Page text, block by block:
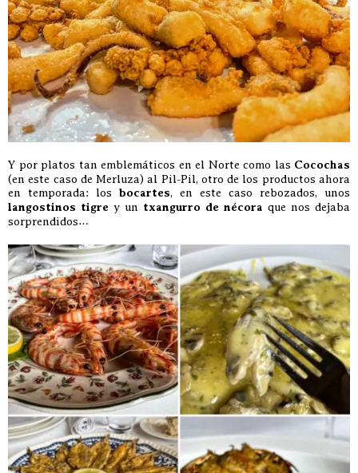
Y por platos tan emblemáticos en el Norte como las Cocochas
(en este caso de Merluza) al Pil-Pil, otro de los productos ahora
en temporada: los bocartes, en este caso rebozados, unos
langostinos tigre y un txangurro de nécora que nos dejaba
sorprendidos…